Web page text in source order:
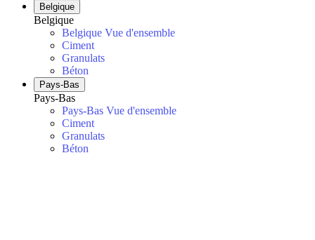
Belgique
Belgique
Belgique Vue d'ensemble
Ciment
Granulats
Béton
Pays-Bas
Pays-Bas
Pays-Bas Vue d'ensemble
Ciment
Granulats
Béton